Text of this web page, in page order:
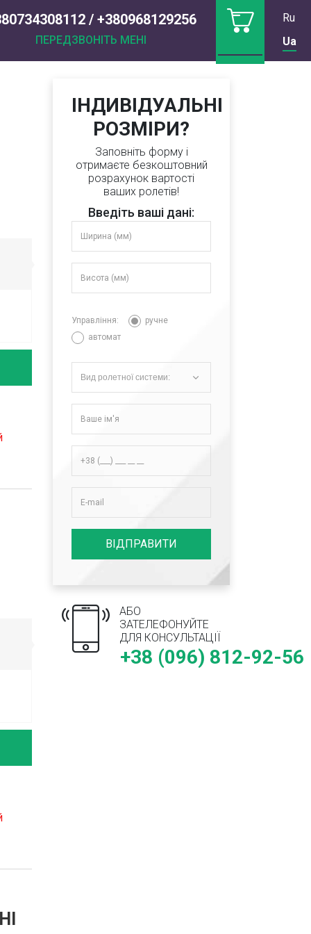
/ +380968129256
ПЕРЕДЗВОНІТЬ МЕНІ
Ru
Ua
ІНДИВІДУАЛЬНІ
РОЗМІРИ?
Заповніть форму і
отримаєте безкоштовний
розрахунок вартості
ваших ролетів!
Введіть ваші дані:
Управління:
ручне
автомат
Вид ролетної системи:
ВІДПРАВИТИ
АБО
ЗАТЕЛЕФОНУЙТЕ
ДЛЯ КОНСУЛЬТАЦІЇ
+38 (096) 812-92-56